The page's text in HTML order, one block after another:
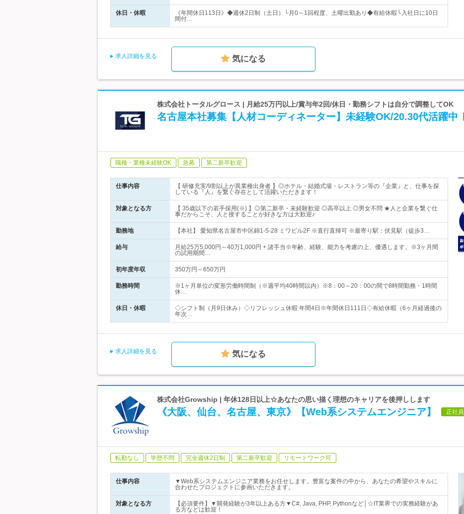
休日・休暇
《年間休日113日》◆週休2日制（土日）└月0～1回程度、土曜出勤あり◆有給休暇└入社日に10日
間付…
求人詳細を見る 気になる
株式会社トータルグロース | 月給25万円以上/賞与年2回/休日・勤務シフトは自分で調整してOK
名古屋本社募集【人材コーディネーター】未経験OK/20.30代活躍中
職種・業種未経験OK 急募 第二新卒歓迎
仕事内容
【 研修充実/9割以上が異業種出身者 】◎ホテル・結婚式場・レストラン等の『企業』と、仕事を探
している『人』を繋ぐ存在として活躍いただきます！
対象となる方
【 35歳以下の若手採用(※) 】◎第二新卒・未経験歓迎 ◎高卒以上 ◎男女不問 ★人と企業を繋ぐ仕
事だからこそ、人と接することが好きな方は大歓迎♪
勤務地 【本社】 愛知県名古屋市中区錦1-5-28 ミワビル2F ※直行直帰可 ※最寄り駅：伏見駅（徒歩3…
給与
月給25万5,000円～40万1,000円 + 諸手当※年齢、経験、能力を考慮の上、優遇します。※3ヶ月間
の試用期間…
初年度年収 350万円～650万円
勤務時間
※1ヶ月単位の変形労働時間制（※週平均40時間以内）※8：00～20：00の間で8時間勤務・1時間
休…
休日・休暇
◇シフト制（月9日休み）◇リフレッシュ休暇 年間4日※年間休日111日◇有給休暇（6ヶ月経過後の
年次…
求人詳細を見る 気になる
株式会社Growship | 年休128日以上☆あなたの思い描く理想のキャリアを後押しします
《大阪、仙台、名古屋、東京》【Web系システムエンジニア】 正社員
転勤なし 学歴不問 完全週休2日制 第二新卒歓迎 リモートワーク可
仕事内容
▼Web系システムエンジニア業務をお任せします。豊富な案件の中から、あなたの希望やスキルに
合わせたプロジェクトに参画いただきます。
対象となる方
【必須要件】▼開発経験が3年以上ある方▼C#, Java, PHP, Pythonなど│☆IT業界での実務経験があ
る方などは歓迎！